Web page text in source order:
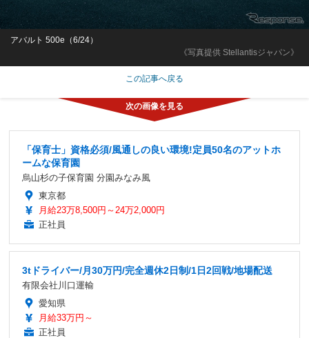
《写真提供 Stellantisジャパン》
アバルト 500e（6/24）
この記事へ戻る
「保育士」資格必須/風通しの良い環境!定員50名のアットホ
ームな保育園
烏山杉の子保育園 分園みなみ風
東京都
月給23万8,500円～24万2,000円
正社員
3tドライバー/月30万円/完全週休2日制/1日2回戦/地場配送
有限会社川口運輸
愛知県
月給33万円～
正社員